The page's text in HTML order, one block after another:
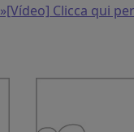
»[Vídeo] Clicca qui